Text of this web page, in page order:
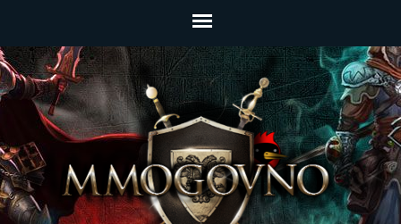
Главное
меню
Jump to navigation